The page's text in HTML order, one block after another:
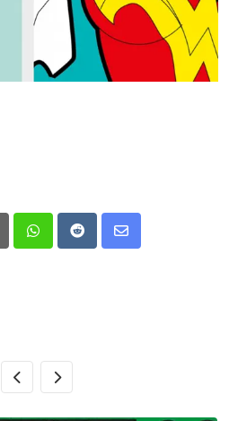
WhatsappRedditShare